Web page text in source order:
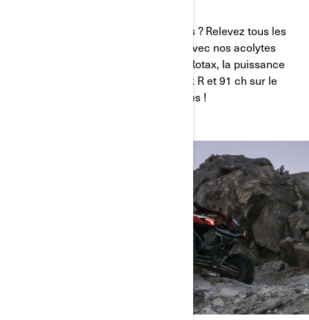
Des rochers, de la terre ou des dunes ? Relevez tous les
défis ou terrains qui vous attendent avec nos acolytes
Can-Am. Propulsée par les moteurs Rotax, la puissance
peut atteindre 240 ch sur le Maverick R et 91 ch sur le
Renegade. Sensations fortes garanties !